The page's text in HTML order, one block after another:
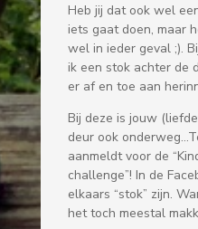
Heb jij dat ook wel
iets gaat doen, maar
wel in ieder geval ;).
ik een stok achter de
er af en toe aan
Bij deze is jouw
deur ook
aanmeldt voor de
challenge”! In de
elkaars “stok” zijn.
het toch meestal